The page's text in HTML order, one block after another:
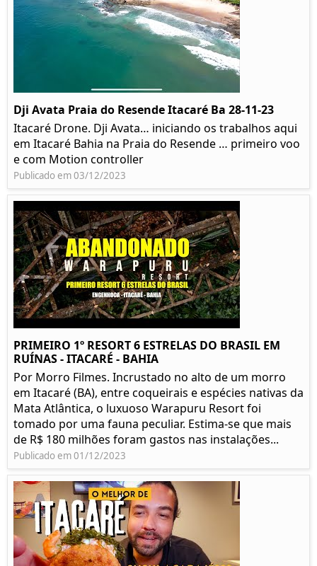
Dji Avata Praia do Resende Itacaré Ba 28-11-23
Itacaré Drone. Dji Avata… iniciando os trabalhos aqui
em Itacaré Bahia na Praia do Resende … primeiro voo
e com Motion controller
Publicado em 03/12/2023
PRIMEIRO 1º RESORT 6 ESTRELAS DO BRASIL EM
RUÍNAS - ITACARÉ - BAHIA
Por Morro Filmes. Incrustado no alto de um morro
em Itacaré (BA), entre coqueirais e espécies nativas da
Mata Atlântica, o luxuoso Warapuru Resort foi
tomado por uma fauna peculiar. Estima-se que mais
de R$ 180 milhões foram gastos nas instalações...
Publicado em 01/12/2023